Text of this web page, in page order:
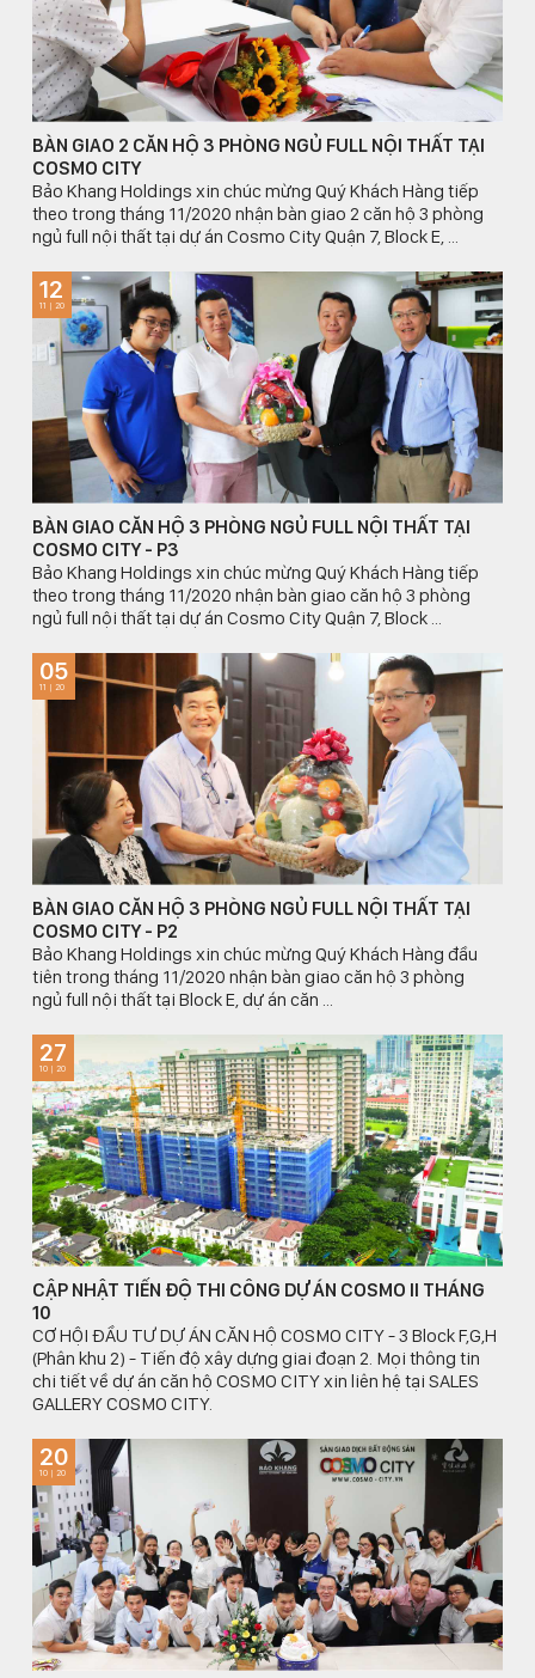
BÀN GIAO 2 CĂN HỘ 3 PHÒNG NGỦ FULL NỘI THẤT TẠI
COSMO CITY
Bảo Khang Holdings xin chúc mừng Quý Khách Hàng tiếp
theo trong tháng 11/2020 nhận bàn giao 2 căn hộ 3 phòng
ngủ full nội thất tại dự án Cosmo City Quận 7, Block E, ...
BÀN GIAO CĂN HỘ 3 PHÒNG NGỦ FULL NỘI THẤT TẠI
COSMO CITY - P3
12
11 | 20
Bảo Khang Holdings xin chúc mừng Quý Khách Hàng tiếp
theo trong tháng 11/2020 nhận bàn giao căn hộ 3 phòng
ngủ full nội thất tại dự án Cosmo City Quận 7, Block ...
BÀN GIAO CĂN HỘ 3 PHÒNG NGỦ FULL NỘI THẤT TẠI
COSMO CITY - P2
05
11 | 20
Bảo Khang Holdings xin chúc mừng Quý Khách Hàng đầu
tiên trong tháng 11/2020 nhận bàn giao căn hộ 3 phòng
ngủ full nội thất tại Block E, dự án căn ...
CẬP NHẬT TIẾN ĐỘ THI CÔNG DỰ ÁN COSMO II THÁNG
10
27
10 | 20
CƠ HỘI ĐẦU TƯ DỰ ÁN CĂN HỘ COSMO CITY - 3 Block F,G,H
(Phân khu 2) - Tiến độ xây dựng giai đoạn 2. Mọi thông tin
chi tiết về dự án căn hộ COSMO CITY xin liên hệ tại SALES
GALLERY COSMO CITY.
20
10 | 20